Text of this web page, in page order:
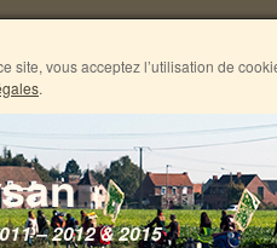
site, vous acceptez l’utilisation de
.
– 2012 & 2015